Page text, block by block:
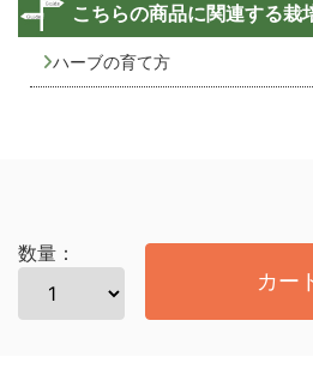
こちらの商品に関連する栽
ハーブの育て方
数量：
カー